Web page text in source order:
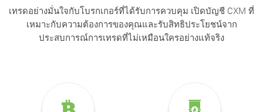
เทรดอย่างมั่นใจกับโบรกเกอร์ที่ได้รับการควบคุม เปิดบัญชี CXM ที่
เหมาะกับความต้องการของคุณและรับสิทธิประโยชน์จาก
ประสบการณ์การเทรดที่ไม่เหมือนใครอย่างแท้จริง